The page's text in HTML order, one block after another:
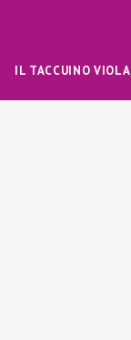
IL TACCUINO VIOLA